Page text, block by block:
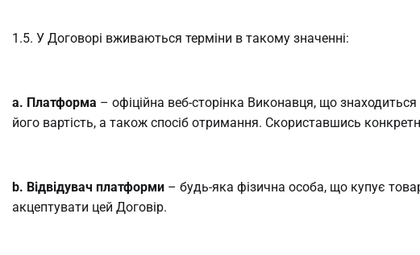
1.5. У Договорі вживаються терміни в такому значенні:
a. Платформа – офіційна веб-сторінка Виконавця, що
його вартість, а також спосіб отримання. Скориставшись
b. Відвідувач платформи – будь-яка фізична особа, що купує
акцептувати цей Договір.